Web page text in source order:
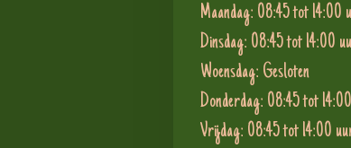
Maandag:
Dinsdag: 08:45 tot 14:00
Donderdag:
Vrijdag: